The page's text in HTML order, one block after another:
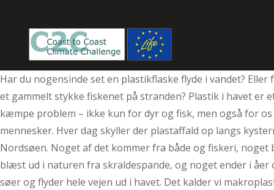
Har du nogensinde set en plastikflaske flyde i vandet? Eller
et gammelt stykke fiskenet på stranden? Plastik i havet er
kæmpe problem – ikke kun for dyr og fisk, men også for os
mennesker. Hver dag skyller der plastaffald op langs
Nordsøen. Noget af det kommer fra både og fiskeri, noget
blæst ud i naturen fra skraldespande, og noget ender i åer
søer og flyder hele vejen ud i havet. Det kalder vi